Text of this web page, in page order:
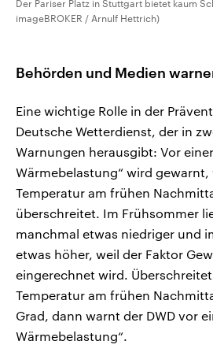
Der Pariser Platz in Stuttgart bietet kaum
imageBROKER / Arnulf Hettrich)
Behörden und Medien
Eine wichtige Rolle in der
Deutsche Wetterdienst, der in
Warnungen herausgibt: Vor
Wärmebelastung“ wird
Temperatur am frühen
überschreitet. Im Frühsommer
manchmal etwas niedriger und
etwas höher, weil der Faktor
eingerechnet wird.
Temperatur am frühen
Grad, dann warnt der DWD vor
Wärmebelastung“.